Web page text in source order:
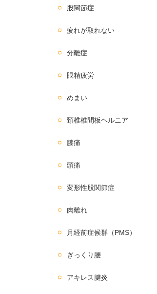
股関節症
疲れが取れない
分離症
眼精疲労
めまい
頚椎椎間板ヘルニア
膝痛
頭痛
変形性股関節症
肉離れ
月経前症候群（PMS）
ぎっくり腰
アキレス腱炎